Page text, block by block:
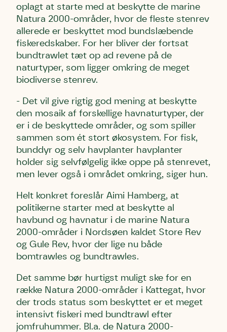
oplagt at starte med at beskytte de marine
Natura 2000-områder, hvor de fleste stenrev
allerede er beskyttet mod bundslæbende
fiskeredskaber. For her bliver der fortsat
bundtrawlet tæt op ad revene på de
naturtyper, som ligger omkring de meget
biodiverse stenrev.
- Det vil give rigtig god mening at beskytte
den mosaik af forskellige havnaturtyper, der
er i de beskyttede områder, og som spiller
sammen som ét stort økosystem. For fisk,
bunddyr og selv havplanter havplanter
holder sig selvfølgelig ikke oppe på stenrevet,
men lever også i området omkring, siger hun.
Helt konkret foreslår Aimi Hamberg, at
politikerne starter med at beskytte al
havbund og havnatur i de marine Natura
2000-områder i Nordsøen kaldet Store Rev
og Gule Rev, hvor der lige nu både
bomtrawles og bundtrawles.
Det samme bør hurtigst muligt ske for en
række Natura 2000-områder i Kattegat, hvor
der trods status som beskyttet er et meget
intensivt fiskeri med bundtrawl efter
jomfruhummer. Bl.a. de Natura 2000-